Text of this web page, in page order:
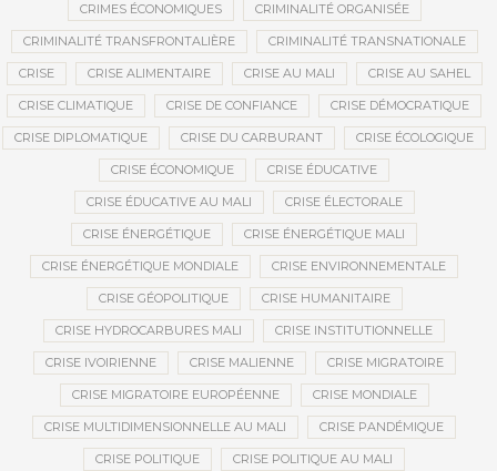
CRIMES ÉCONOMIQUES CRIMINALITÉ ORGANISÉE
CRIMINALITÉ TRANSFRONTALIÈRE CRIMINALITÉ TRANSNATIONALE
CRISE CRISE ALIMENTAIRE CRISE AU MALI CRISE AU SAHEL
CRISE CLIMATIQUE CRISE DE CONFIANCE CRISE DÉMOCRATIQUE
CRISE DIPLOMATIQUE CRISE DU CARBURANT CRISE ÉCOLOGIQUE
CRISE ÉCONOMIQUE CRISE ÉDUCATIVE
CRISE ÉDUCATIVE AU MALI CRISE ÉLECTORALE
CRISE ÉNERGÉTIQUE CRISE ÉNERGÉTIQUE MALI
CRISE ÉNERGÉTIQUE MONDIALE CRISE ENVIRONNEMENTALE
CRISE GÉOPOLITIQUE CRISE HUMANITAIRE
CRISE HYDROCARBURES MALI CRISE INSTITUTIONNELLE
CRISE IVOIRIENNE CRISE MALIENNE CRISE MIGRATOIRE
CRISE MIGRATOIRE EUROPÉENNE CRISE MONDIALE
CRISE MULTIDIMENSIONNELLE AU MALI CRISE PANDÉMIQUE
CRISE POLITIQUE CRISE POLITIQUE AU MALI